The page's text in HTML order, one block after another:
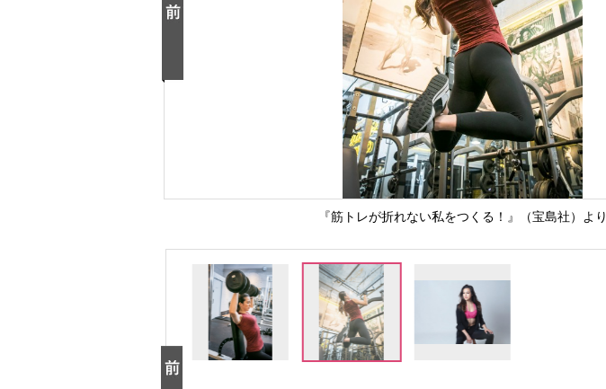
『筋トレが折れない私をつくる！』（宝島社）より